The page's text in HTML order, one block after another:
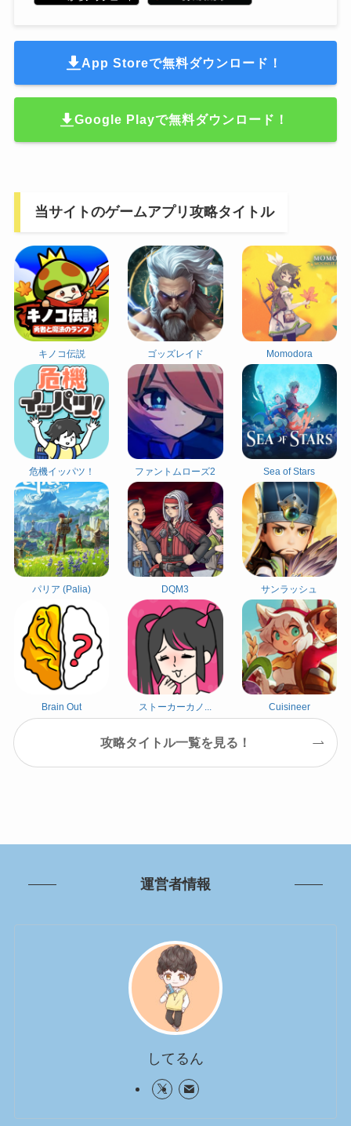
App Storeで無料ダウンロード！
Google Playで無料ダウンロード！
当サイトのゲームアプリ攻略タイトル
キノコ伝説 ゴッズレイド Momodora
危機イッパツ！ ファントムローズ2 Sea of Stars
パリア (Palia) DQM3 サンラッシュ
Brain Out ストーカーカノ... Cuisineer
攻略タイトル一覧を見る！
運営者情報
してるん